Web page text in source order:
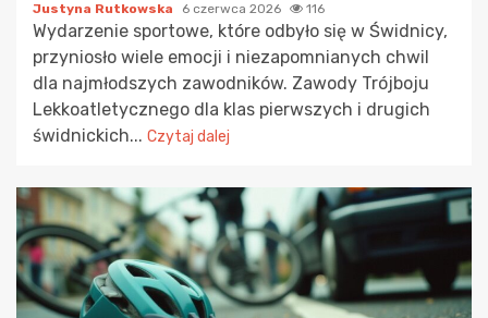
Justyna Rutkowska 6 czerwca 2026 116
Wydarzenie sportowe, które odbyło się w Świdnicy,
przyniosło wiele emocji i niezapomnianych chwil
dla najmłodszych zawodników. Zawody Trójboju
Lekkoatletycznego dla klas pierwszych i drugich
świdnickich... Czytaj dalej